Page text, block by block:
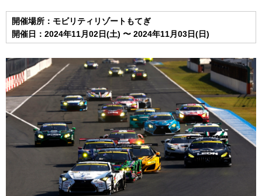
開催場所：モビリティリゾートもてぎ
開催日：2024年11月02日(土) 〜 2024年11月03日(日)